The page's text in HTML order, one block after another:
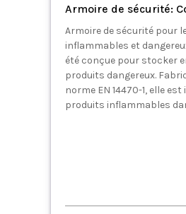
Armoire de sécurité:
Armoire de sécurité pour
inflammables et
été conçue pour stocker
produits dangereux.
norme EN 14470-1, elle
produits inflammables